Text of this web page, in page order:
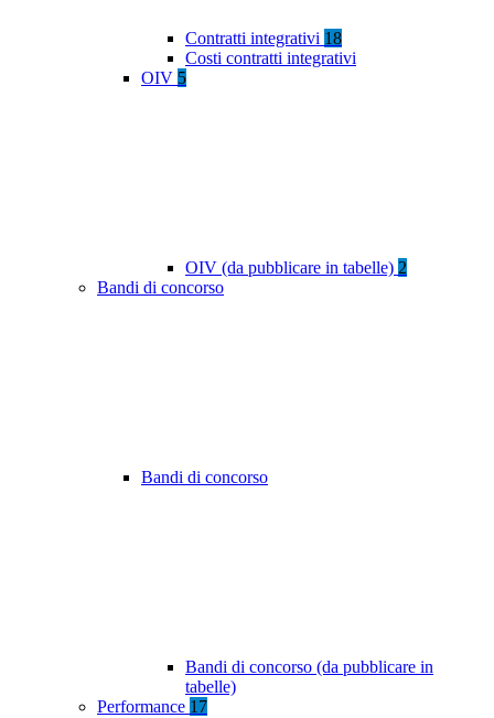
Contratti integrativi 18
Costi contratti integrativi
OIV 5
OIV (da pubblicare in tabelle) 2
Bandi di concorso
Bandi di concorso
Bandi di concorso (da pubblicare in
tabelle)
Performance 17